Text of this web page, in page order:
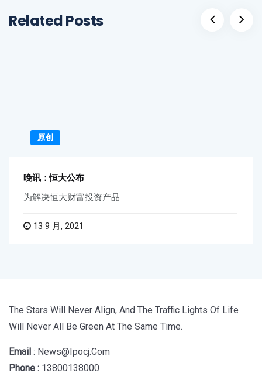
Related Posts
原创
晚讯：恒大公布
为解决恒大财富投资产品
13 9 月, 2021
The Stars Will Never Align, And The Traffic Lights Of Life
Will Never All Be Green At The Same Time.
Email : News@ipocj.com
Phone : 13800138000